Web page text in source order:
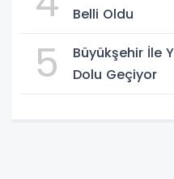
Belli Oldu
5
Büyükşehir İle
Dolu Geçiyor